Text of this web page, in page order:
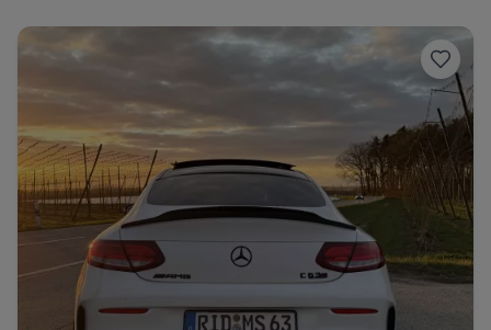
Ferrari
McLaren Jaguar
Dodge
Wann
Zeitraum wählen